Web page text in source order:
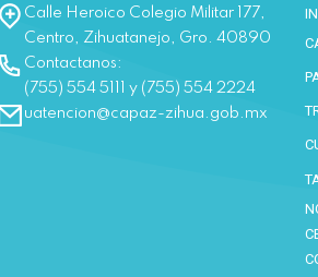
Calle Heroico Colegio Militar 177,
Centro, Zihuatanejo, Gro. 40890
Contactanos:
(755) 554 5111 y (755) 554 2224
uatencion@capaz-zihua.gob.mx